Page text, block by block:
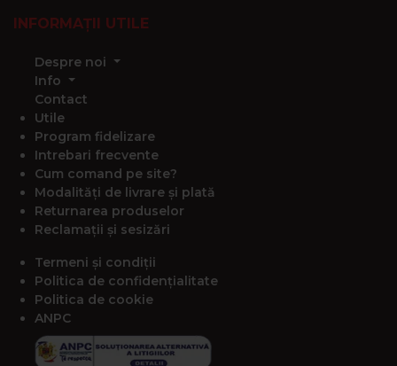
INFORMAȚII UTILE
Despre noi
Info
Contact
Utile
Program fidelizare
Intrebari frecvente
Cum comand pe site?
Modalități de livrare și plată
Returnarea produselor
Reclamații și sesizări
Termeni și condiții
Politica de confidențialitate
Politica de cookie
ANPC